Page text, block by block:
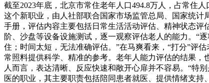
截至2023年底，北京市常住老年人口494.8万人，占常住
这个新职业，由人社部联合国家市场监管总局、国家统
手册，评估内容主要包括日常生活活动评估、精神状态
阶、沙盘等设备设施测试，逐一观察评估老人的能力。“
住；时间太短，无法准确评估。”在马爽看来，“打分”评
常照料提供科学、精准的参考。老年人能力评估的结果
人而言，表达清晰、反应快速和敞开心扉并不容易。“特
医的职业，其主要职责包括陪同患者就医、提供情绪支